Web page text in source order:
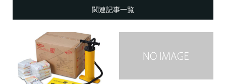
関連記事一覧